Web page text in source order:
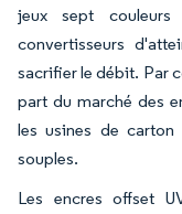
jeux sept
convertisseurs
sacrifier le débit. Par
part du marché des
les usines de
souples.
Les encres offset